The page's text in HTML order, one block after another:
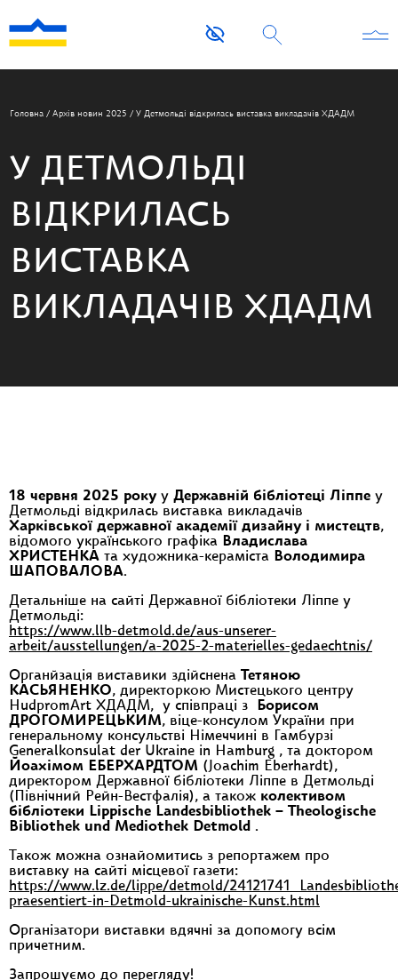
Головна / Архів новин 2025 / У Детмольді відкрилась виставка викладачів ХДАДМ
У ДЕТМОЛЬДІ
ВІДКРИЛАСЬ
ВИСТАВКА
ВИКЛАДАЧІВ ХДАДМ
18 червня 2025 рокуу Державній бібліотеці Ліппе у
Детмольді відкрилась виставка викладачів
Харківської державної академії дизайну і мистецтв,
відомого українського графіка
Владислава
ХРИСТЕНКА та художника-кераміста
Володимира
ШАПОВАЛОВА.
Детальніше на сайті Державної бібліотеки Ліппе у
Детмольді:
https://www.llb-detmold.de/aus-unserer-
arbeit/ausstellungen/a-2025-2-materielles-gedaechtnis/
Органйзація виставики здійснена
Тетяною
КАСЬЯНЕНКО, директоркою Мистецького центру
HudpromArt ХДАДМ, у співпраці з
Борисом
ДРОГОМИРЕЦЬКИМ, віце-консулом України при
генеральному консульстві Німеччині в Гамбурзі
Generalkonsulat der Ukraine in Hamburg , та доктором
Йоахімом ЕБЕРХАРДТОМ (Joachim Eberhardt),
директором Державної бібліотеки Ліппе в Детмольді
(Північний Рейн-Вестфалія), а також колективом
бібліотеки Lippische Landesbibliothek – Theologische
Bibliothek und Mediothek Detmold .
Також можна ознайомитись з репортажем про
виставку на сайті місцевої газети:
https://www.lz.de/lippe/detmold/
praesentiert-in-Detmold-ukrainische-Kunst.html
Організатори виставки вдячні за допомогу всім
причетним.
Запрошуємо до перегляду!